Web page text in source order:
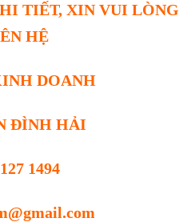
TIẾT, XIN VUI LÒNG
HỆ
DOANH
ĐÌNH HẢI
1494